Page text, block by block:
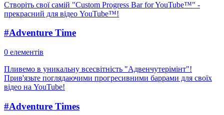
Створіть свої самій "Custom Progress Bar for YouTube™" -
прекрасний для відео YouTube™!
#Adventure Time
0 елементів
Пливемо в уникальну всесвітність "Адвенчутерімінт"!
Прив'язьте поглядаючими прогресивними баррами для своїх
відео на YouTube!
#Adventure Times